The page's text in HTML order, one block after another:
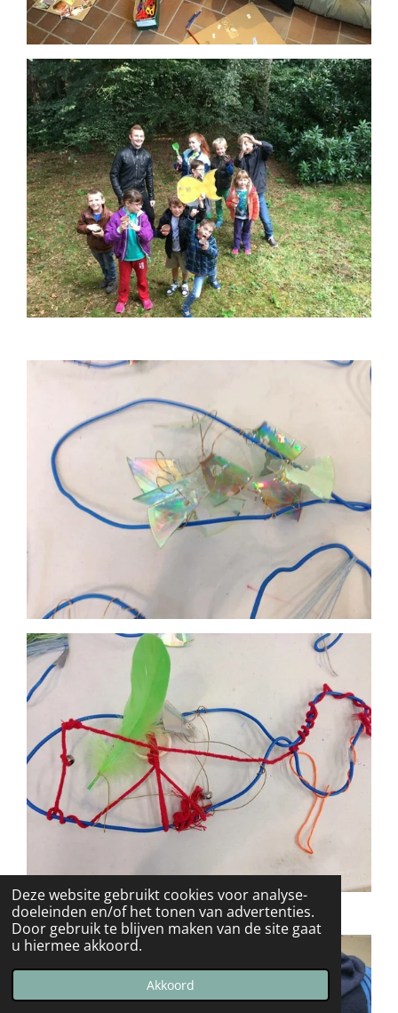
Deze website gebruikt cookies voor analyse-
doeleinden en/of het tonen van advertenties.
Door gebruik te blijven maken van de site gaat
u hiermee akkoord.
Akkoord